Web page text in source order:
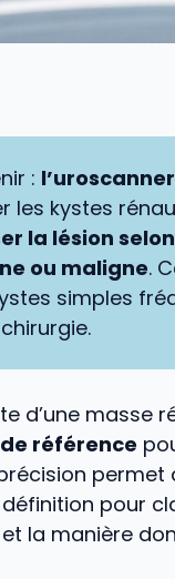
:
les kystes
la lésion
ou maligne.
simples
d’une masse
référence
pour
la manière